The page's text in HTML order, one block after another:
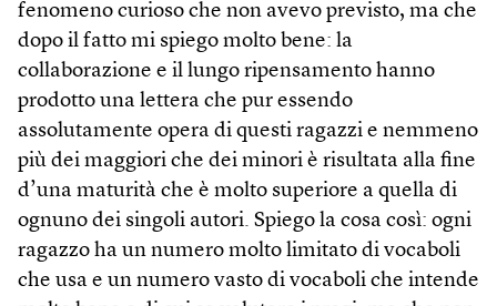
fenomeno curioso che non avevo previsto, ma che
dopo il fatto mi spiego molto bene: la
collaborazione e il lungo ripensamento hanno
prodotto una lettera che pur essendo
assolutamente opera di questi ragazzi e nemmeno
più dei maggiori che dei minori è risultata alla fine
d’una maturità che è molto superiore a quella di
ognuno dei singoli autori. Spiego la cosa così: ogni
ragazzo ha un numero molto limitato di vocaboli
che usa e un numero vasto di vocaboli che intende